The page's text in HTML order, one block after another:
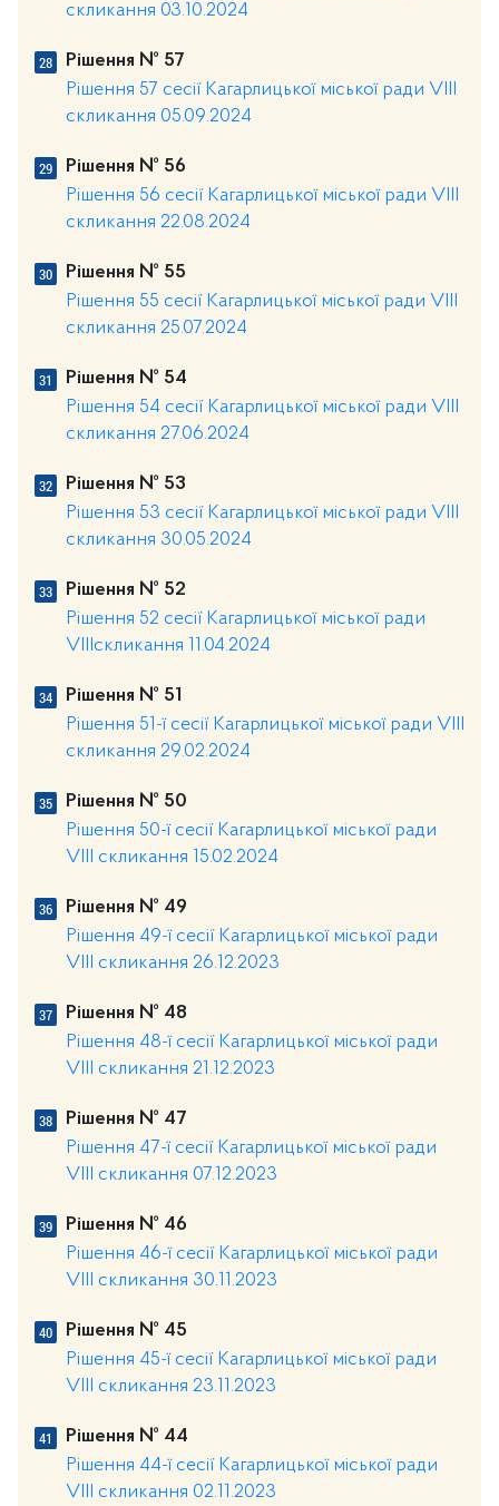
скликання 03.10.2024
Рішення № 57
Рішення 57 сесії Кагарлицької міської ради VIII
скликання 05.09.2024
Рішення № 56
Рішення 56 сесії Кагарлицької міської ради VIII
скликання 22.08.2024
Рішення № 55
Рішення 55 сесії Кагарлицької міської ради VIII
скликання 25.07.2024
Рішення № 54
Рішення 54 сесії Кагарлицької міської ради VIII
скликання 27.06.2024
Рішення № 53
Рішення 53 сесії Кагарлицької міської ради VIII
скликання 30.05.2024
Рішення № 52
Рішення 52 сесії Кагарлицької міської ради
VIIIскликання 11.04.2024
Рішення № 51
Рішення 51-ї сесії Кагарлицької міської ради VIII
скликання 29.02.2024
Рішення № 50
Рішення 50-ї сесії Кагарлицької міської ради
VIII скликання 15.02.2024
Рішення № 49
Рішення 49-ї сесії Кагарлицької міської ради
VIII скликання 26.12.2023
Рішення № 48
Рішення 48-ї сесії Кагарлицької міської ради
VIII скликання 21.12.2023
Рішення № 47
Рішення 47-ї сесії Кагарлицької міської ради
VIII скликання 07.12.2023
Рішення № 46
Рішення 46-ї сесії Кагарлицької міської ради
VIII скликання 30.11.2023
Рішення № 45
Рішення 45-ї сесії Кагарлицької міської ради
VIII скликання 23.11.2023
Рішення № 44
Рішення 44-ї сесії Кагарлицької міської ради
VIII скликання 02.11.2023